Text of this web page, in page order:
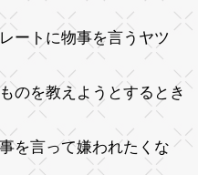
ートに物事を言うヤツ
のを教えようとするとき
を言って嫌われたくな